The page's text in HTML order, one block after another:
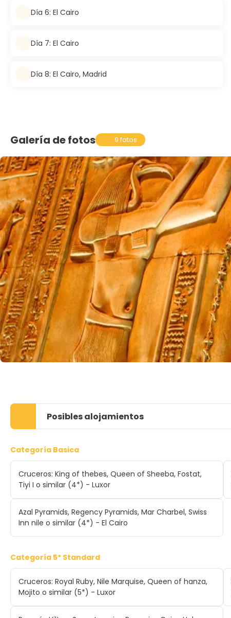
Día 6: El Cairo
Día 7: El Cairo
Día 8: El Cairo, Madrid
Galería de fotos 9 fotos
Posibles alojamientos
Categoría Basica
Cruceros: King of thebes, Queen of Sheeba, Fostat,
Tiyi I o similar (4*) - Luxor
Azal Pyramids, Regency Pyramids, Mar Charbel, Swiss
Inn nile o similar (4*) - El Cairo
Categoría 5* Standard
Cruceros: Royal Ruby, Nile Marquise, Queen of hanza,
Mojito o similar (5*) - Luxor